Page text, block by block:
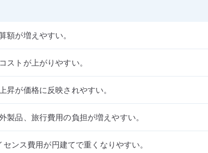
額が増えやすい。
ストが上がりやすい。
昇が価格に反映されやすい。
製品、旅行費用の負担が増えやすい。
ンス費用が円建てで重くなりやすい。